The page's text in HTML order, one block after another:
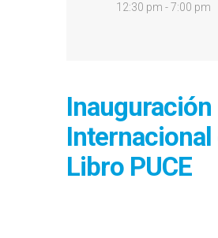
12:30 pm - 7:00 pm
Inauguración
Internacional
Libro PUCE